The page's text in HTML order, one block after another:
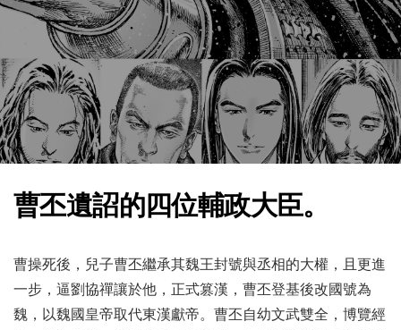
曹丕遺詔的四位輔政大臣。
曹操死後，兒子曹丕繼承其魏王封號與丞相的大權，且更進
一步，逼劉協禪讓於他，正式篡漢，曹丕登基後改國號為
魏，以魏國皇帝取代東漢獻帝。曹丕自幼文武雙全，博覽經